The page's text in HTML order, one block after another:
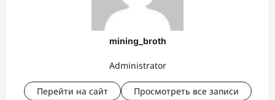
mining_broth
Administrator
Перейти на сайт Просмотреть все записи